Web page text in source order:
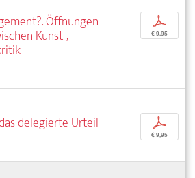
Öffnungen
Kunst-,
p
€ 9,95
delegierte Urteil
p
€ 9,95